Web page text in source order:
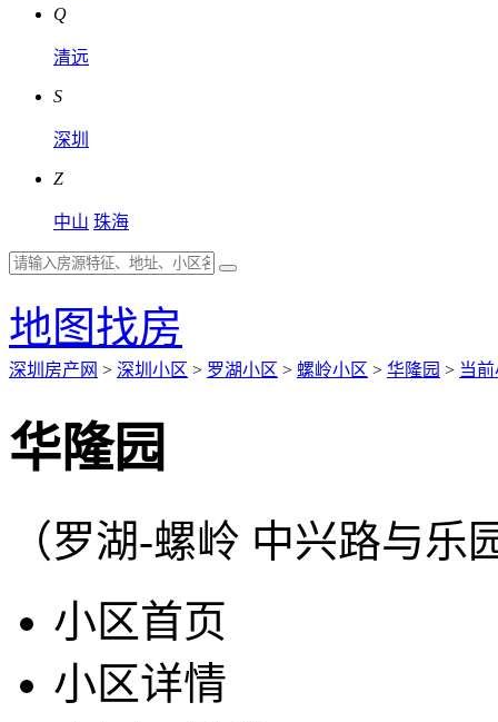
Q
清远
S
深圳
Z
中山 珠海
地图找房
深圳房产网 > 深圳小区 > 罗湖小区 > 螺岭小区 > 华隆园 > 当
华隆园
（罗湖-螺岭 中兴路与
小区首页
小区详情